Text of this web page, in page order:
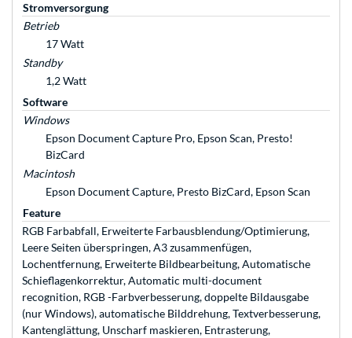
Stromversorgung
Betrieb
17 Watt
Standby
1,2 Watt
Software
Windows
Epson Document Capture Pro, Epson Scan, Presto!
BizCard
Macintosh
Epson Document Capture, Presto BizCard, Epson Scan
Feature
RGB Farbabfall, Erweiterte Farbausblendung/Optimierung,
Leere Seiten überspringen, A3 zusammenfügen,
Lochentfernung, Erweiterte Bildbearbeitung, Automatische
Schieflagenkorrektur, Automatic multi-document
recognition, RGB -Farbverbesserung, doppelte Bildausgabe
(nur Windows), automatische Bilddrehung, Textverbesserung,
Kantenglättung, Unscharf maskieren, Entrasterung,